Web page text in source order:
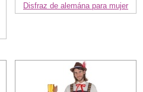
Disfraz de alemána para mujer